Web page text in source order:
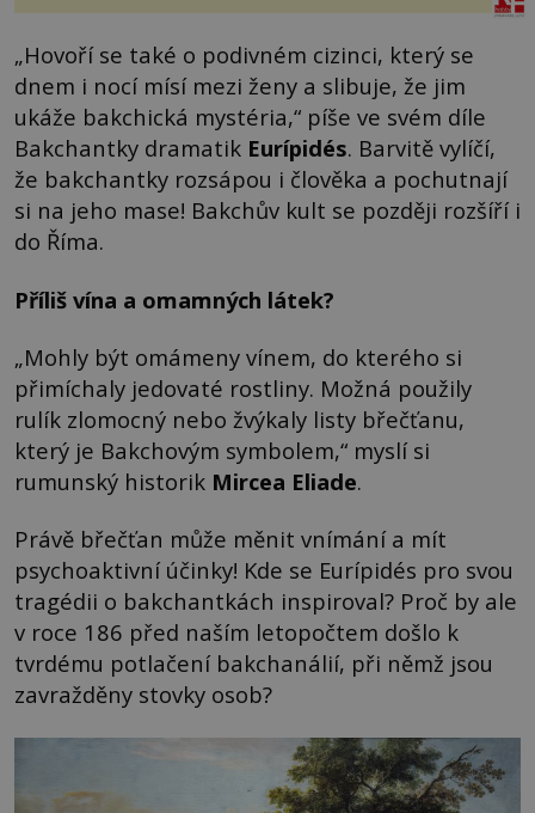
„Hovoří se také o podivném cizinci, který se
dnem i nocí mísí mezi ženy a slibuje, že jim
ukáže bakchická mystéria,“ píše ve svém díle
Bakchantky dramatik Eurípidés. Barvitě vylíčí,
že bakchantky rozsápou i člověka a pochutnají
si na jeho mase! Bakchův kult se později rozšíří i
do Říma.
Příliš vína a omamných látek?
„Mohly být omámeny vínem, do kterého si
přimíchaly jedovaté rostliny. Možná použily
rulík zlomocný nebo žvýkaly listy břečťanu,
který je Bakchovým symbolem,“ myslí si
rumunský historik Mircea Eliade.
Právě břečťan může měnit vnímání a mít
psychoaktivní účinky! Kde se Eurípidés pro svou
tragédii o bakchantkách inspiroval? Proč by ale
v roce 186 před naším letopočtem došlo k
tvrdému potlačení bakchanálií, při němž jsou
zavražděny stovky osob?